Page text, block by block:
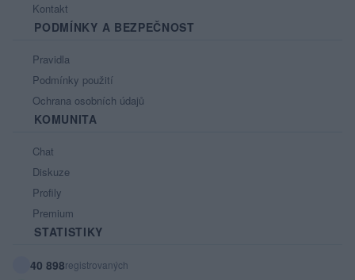
Kontakt
PODMÍNKY A BEZPEČNOST
Pravidla
Podmínky použití
Ochrana osobních údajů
KOMUNITA
Chat
Diskuze
Profily
Premium
STATISTIKY
40 898registrovaných